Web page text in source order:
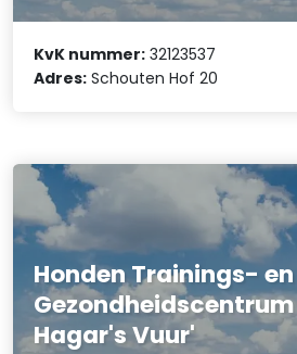
KvK nummer: 32123537
Adres: Schouten Hof 20
Honden Trainings- en
Hagar's Vuur'